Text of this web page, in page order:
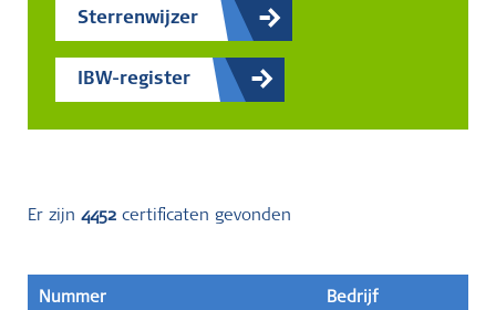
Sterrenwijzer
IBW-register
Er zijn 4452 certificaten gevonden
Nummer Bedrijf